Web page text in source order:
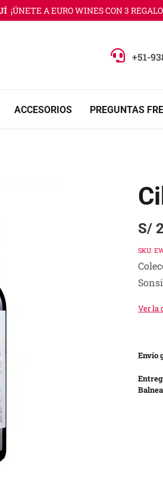
¡ÚNETE A EURO WINES CON 3
+51-
ACCESORIOS PREGUNTAS
S/
SKU:
Ver la
Envío